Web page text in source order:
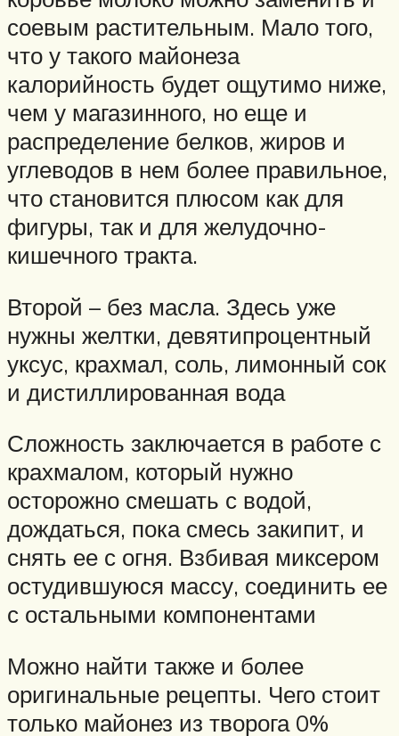
соевым растительным. Мало того,
что у такого майонеза
калорийность будет ощутимо ниже,
чем у магазинного, но еще и
распределение белков, жиров и
углеводов в нем более правильное,
что становится плюсом как для
фигуры, так и для желудочно-
кишечного тракта.
Второй – без масла. Здесь уже
нужны желтки, девятипроцентный
уксус, крахмал, соль, лимонный сок
и дистиллированная вода
Сложность заключается в работе с
крахмалом, который нужно
осторожно смешать с водой,
дождаться, пока смесь закипит, и
снять ее с огня. Взбивая миксером
остудившуюся массу, соединить ее
с остальными компонентами
Можно найти также и более
оригинальные рецепты. Чего стоит
только майонез из творога 0%